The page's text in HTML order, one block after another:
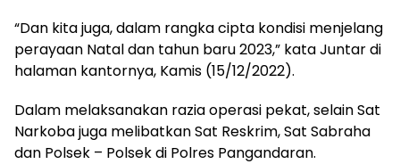
“Dan kita juga, dalam rangka cipta kondisi menjelang
perayaan Natal dan tahun baru 2023,” kata Juntar di
halaman kantornya, Kamis (15/12/2022).
Dalam melaksanakan razia operasi pekat, selain Sat
Narkoba juga melibatkan Sat Reskrim, Sat Sabraha
dan Polsek – Polsek di Polres Pangandaran.